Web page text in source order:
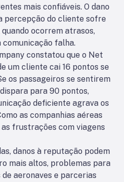
mais confiáveis. O dano
percepção do cliente sofre
ocorrem atrasos,
comunicação falha.
constatou que o Net
um cliente cai 16 pontos se
os passageiros se sentirem
para 90 pontos,
deficiente agrava os
as companhias aéreas
frustrações com viagens
danos à reputação podem
mais altos, problemas para
aeronaves e parcerias